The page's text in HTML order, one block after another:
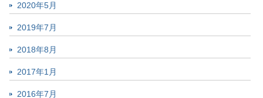
2020年5月
2019年7月
2018年8月
2017年1月
2016年7月